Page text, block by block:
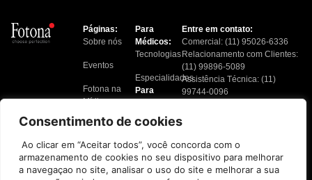
Consentimento de cookies
Ao clicar em “Aceitar todos”, você concorda com o
armazenamento de cookies no seu dispositivo para melhorar
a navegaçao no site, analisar o uso do site e melhorar a sua
Páginas:
Sobre nós
Eventos
Fotona na
Mídia
Blog
Contato
Para
Médicos:
Tecnologias
Especialidades
Para
Tratamentos
Localizar
Clínicas
Entre em contato:
Comercial: (11) 95026-6336
Relacionamento com Clientes:
(11) 99896-5089
Assistência Técnica: (11)
99744-0096